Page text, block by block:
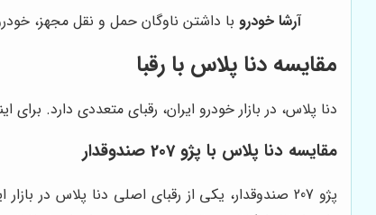
آرشا خودرو با داشتن ناوگان حمل و نقل مجهز،
مقایسه دنا پلاس با رقبا
دنا پلاس، در بازار خودرو ایران، رقبای متعددی دارد.
مقایسه دنا پلاس با پژو 207 صندوقدار